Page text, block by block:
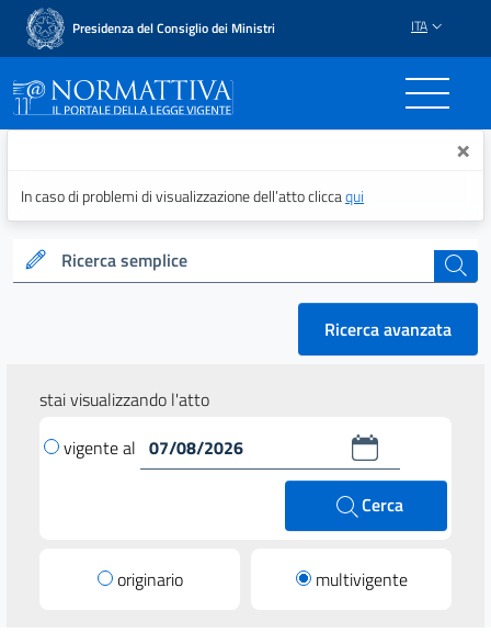
Presidenza del Consiglio dei Ministri ITA
Normattiva - Il portale ×
In caso di problemi di visualizzazione dell’atto cliccaqui
Ricerca semplice cerca
Ricerca avanzata
stai visualizzando l'atto
vigente al
Cerca
originario multivigente